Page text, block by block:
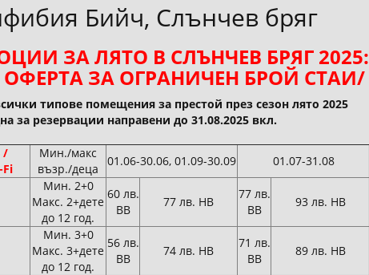
Бийч, Слънчев бряг
ЗА ЛЯТО В СЛЪНЧЕВ БРЯГ 2025:
ЗА ОГРАНИЧЕН БРОЙ СТАИ/
типове помещения за престой през сезон лято 2025
за резервации направени до 31.08.2025 вкл.
/
Мин./макс
възр./деца
01.06-30.06, 01.09-30.09 01.07-31.08
Мин. 2+0
Макс. 2+дете
до 12 год.
60 лв.
BB
77 лв. HB
77 лв.
BB
93 лв. HB
Мин. 3+0
Макс. 3+дете
до 12 год.
56 лв.
BB
74 лв. HB
71 лв.
BB
89 лв. HB